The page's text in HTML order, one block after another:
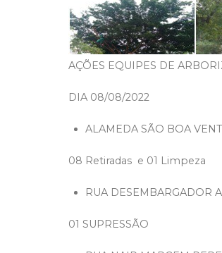
AÇÕES EQUIPES DE
DIA 08/08/2022
ALAMEDA SÃO BOA
08 Retiradas e 01 Limpeza
RUA DESEMBARGADOR
01 SUPRESSÃO